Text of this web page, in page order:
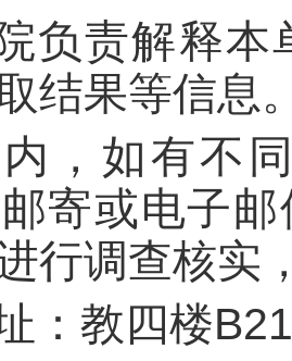
负责解释本
结果等信息
，如有不
寄或电子
行调查核实
：教四楼